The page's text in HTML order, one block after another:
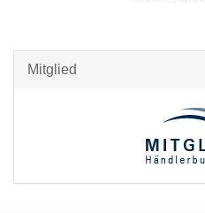
Mitglied